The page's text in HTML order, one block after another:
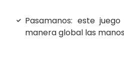
Pasamanos: este
manera global las